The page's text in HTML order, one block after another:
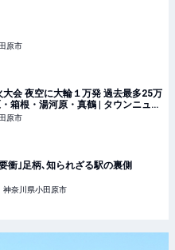
原市
会 夜空に大輪１万発 過去最多25万
箱根・湯河原・真鶴 | タウンニュー
原市
衝｣足柄､知られざる駅の裏側
神奈川県小田原市